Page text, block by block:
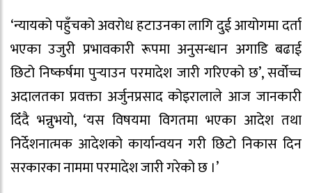
‘न्यायको पहुँचको अवरोध हटाउनका लागि दुई आयोगमा दर्ता
भएका उजुरी प्रभावकारी रूपमा अनुसन्धान अगाडि बढाई
छिटो निष्कर्षमा पुर्‍याउन परमादेश जारी गरिएको छ’, सर्वोच्च
अदालतका प्रवक्ता अर्जुनप्रसाद कोइरालाले आज जानकारी
दिँदै भन्नुभयो, ‘यस विषयमा विगतमा भएका आदेश तथा
निर्देशनात्मक आदेशको कार्यान्वयन गरी छिटो निकास दिन
सरकारका नाममा परमादेश जारी गरेको छ ।’